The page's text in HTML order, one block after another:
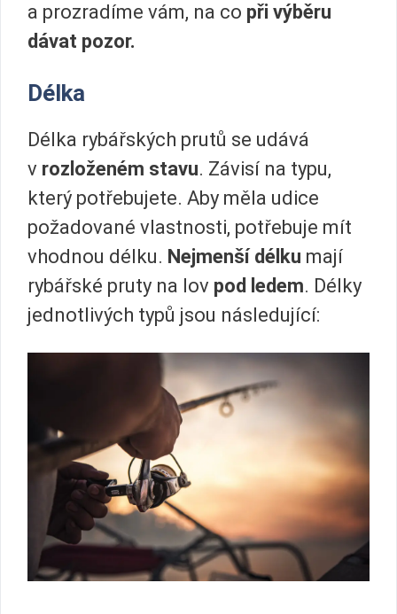
a prozradíme vám, na co při výběru
dávat pozor.
Délka
Délka rybářských prutů se udává
v rozloženém stavu. Závisí na typu,
který potřebujete. Aby měla udice
požadované vlastnosti, potřebuje mít
vhodnou délku. Nejmenší délku mají
rybářské pruty na lov pod ledem. Délky
jednotlivých typů jsou následující: